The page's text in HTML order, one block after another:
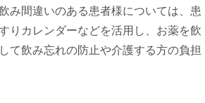
み間違いのある患者様については、患
りカレンダーなどを活用し、お薬を飲
て飲み忘れの防止や介護する方の負担